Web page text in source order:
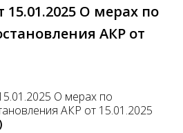
О мерах по
АКР от
О мерах по
АКР от 15.01.2025